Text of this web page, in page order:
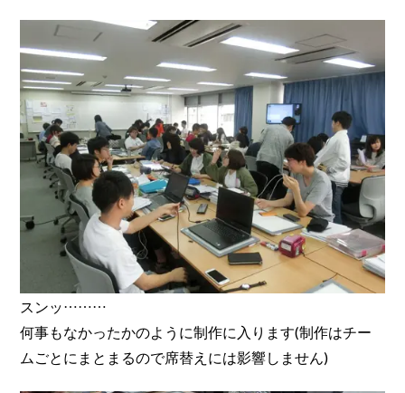
スンッ………
何事もなかったかのように制作に入ります(制作はチー
ムごとにまとまるので席替えには影響しません)